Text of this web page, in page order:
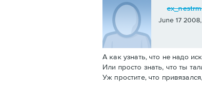
June 17
А как узнать, что не надо
Или просто знать, что ты
Уж простите, что